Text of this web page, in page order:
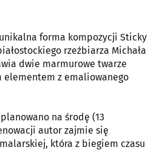
forma kompozycji Sticky
rzeźbiarza Michała
dwie marmurowe twarze
elementem z emaliowanego
na środę (13
autor zajmie się
która z biegiem czasu